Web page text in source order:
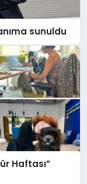
sunuldu
Haftası”